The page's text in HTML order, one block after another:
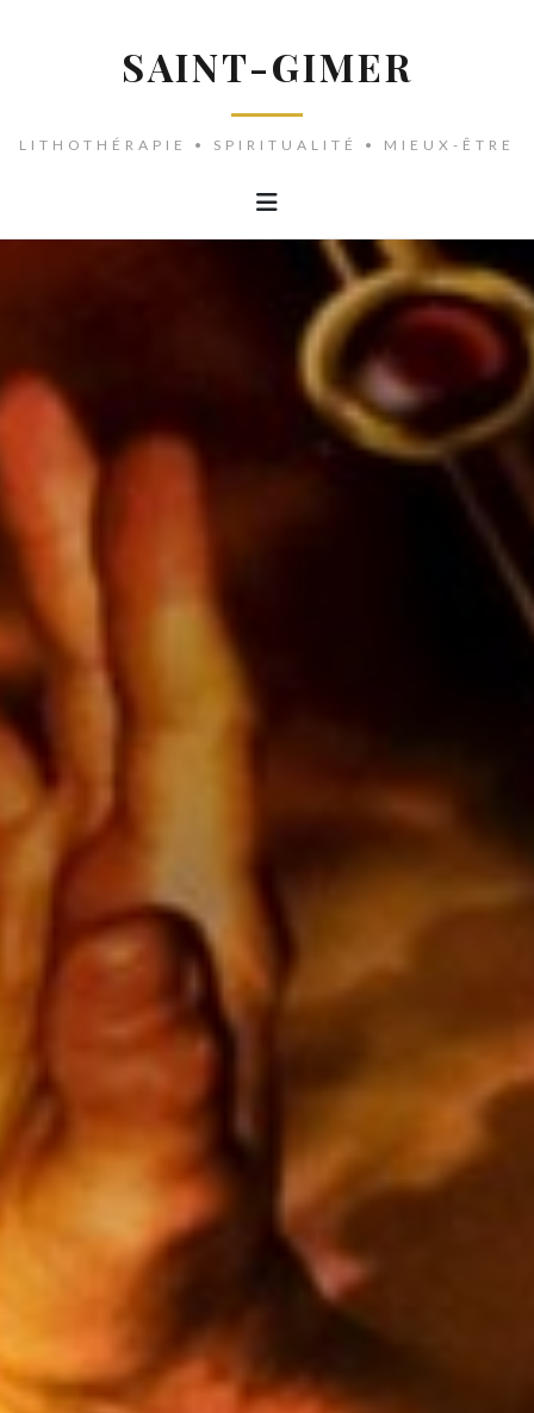
SAINT-GIMER
LITHOTHÉRAPIE • SPIRITUALITÉ • MIEUX-ÊTRE